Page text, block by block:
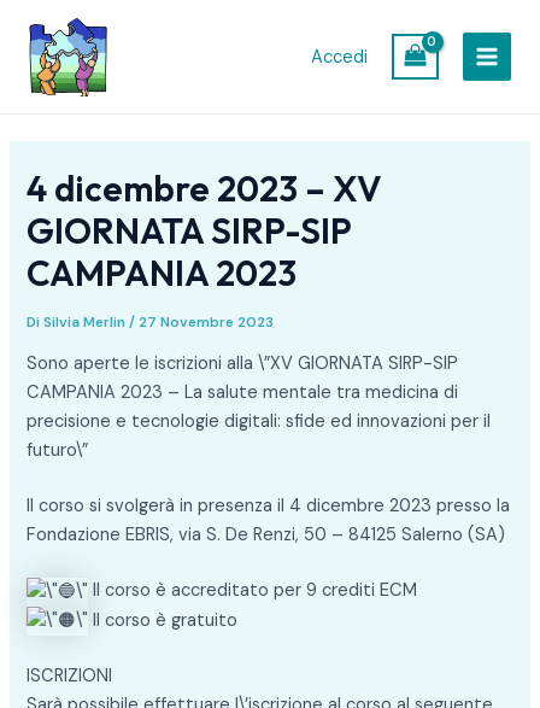
contenuto
Accedi
4 dicembre 2023 – XV
GIORNATA SIRP-SIP
CAMPANIA 2023
DiSilvia Merlin/ 27 Novembre 2023
Sono aperte le iscrizioni alla \”XV GIORNATA SIRP-SIP
CAMPANIA 2023 – La salute mentale tra medicina di
precisione e tecnologie digitali: sfide ed innovazioni per il
futuro\”
Il corso si svolgerà in presenza il 4 dicembre 2023 presso la
Fondazione EBRIS, via S. De Renzi, 50 – 84125 Salerno (SA)
Il corso è accreditato per 9 crediti ECM
Il corso è gratuito
ISCRIZIONI
Navigazione
articoli